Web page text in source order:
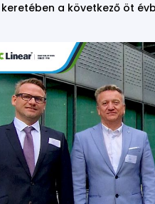
a következő öt